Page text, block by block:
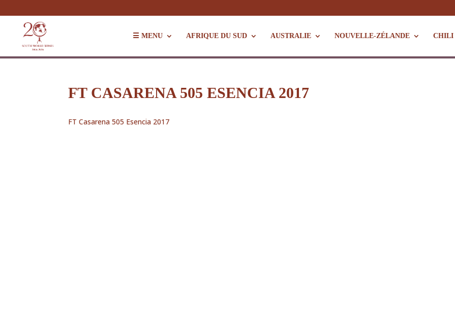
☰ MENU AFRIQUE DU SUD AUSTRALIE NOUVELLE-ZÉLANDE CHILI
FT CASARENA 505 ESENCIA 2017
FT Casarena 505 Esencia 2017